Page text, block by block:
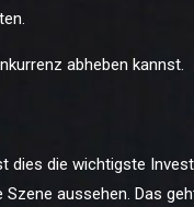
abheben kannst.
dies die wichtigste
aussehen. Das